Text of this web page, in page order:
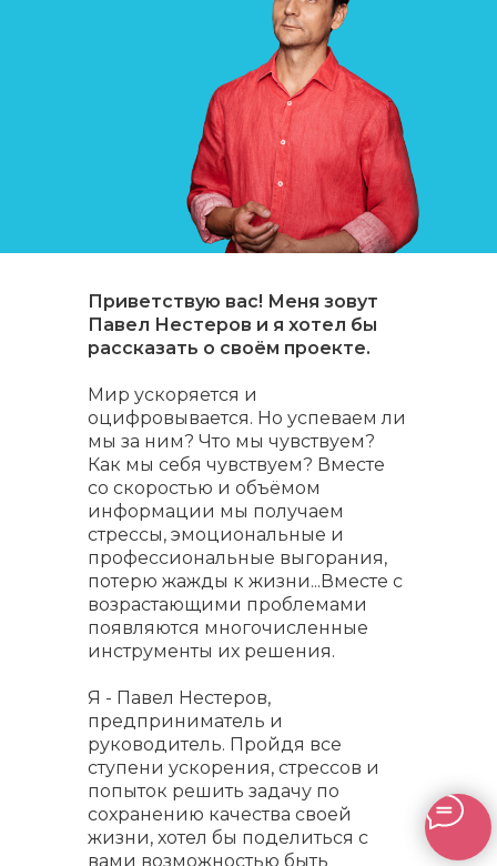
Приветствую вас! Меня зовут
Павел Нестеров и я хотел бы
рассказать о своём проекте.
Мир ускоряется и
оцифровывается. Но успеваем ли
мы за ним? Что мы чувствуем?
Как мы себя чувствуем? Вместе
со скоростью и объёмом
информации мы получаем
стрессы, эмоциональные и
профессиональные выгорания,
потерю жажды к жизни...Вместе с
возрастающими проблемами
появляются многочисленные
инструменты их решения.
Я - Павел Нестеров,
предприниматель и
руководитель. Пройдя все
ступени ускорения, стрессов и
попыток решить задачу по
сохранению качества своей
жизни, хотел бы поделиться с
вами возможностью быть